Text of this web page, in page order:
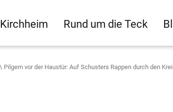
Kirchheim Rund um die Teck
Pilgern vor der Haustür: Auf Schusters Rappen durch den